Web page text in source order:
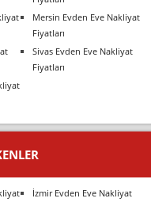
Mersin Evden Eve Nakliyat
Fiyatları
Sivas Evden Eve Nakliyat
Fiyatları
İzmir Evden Eve Nakliyat